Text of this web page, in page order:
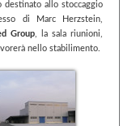
destinato allo stoccaggio
di Marc Herzstein,
Group, la sala riunioni,
nello stabilimento.